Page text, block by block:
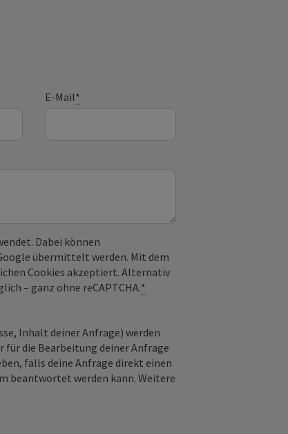
E-Mail*
Dabei können
übermittelt werden. Mit dem
Cookies akzeptiert. Alternativ
– ganz ohne reCAPTCHA.*
Inhalt deiner Anfrage) werden
für die Bearbeitung deiner Anfrage
falls deine Anfrage direkt einen
beantwortet werden kann. Weitere